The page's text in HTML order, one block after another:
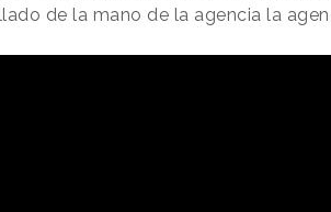
de la mano de la agencia la